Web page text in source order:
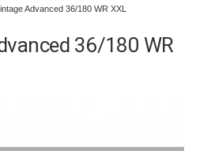
Advanced 36/180 WR XXL